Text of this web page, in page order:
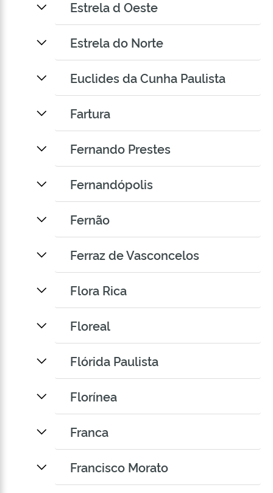
Estrela d Oeste
Estrela do Norte
Euclides da Cunha Paulista
Fartura
Fernando Prestes
Fernandópolis
Fernão
Ferraz de Vasconcelos
Flora Rica
Floreal
Flórida Paulista
Florínea
Franca
Francisco Morato